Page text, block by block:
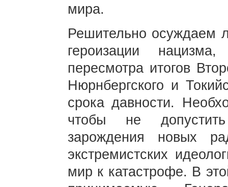
мира.
Решительно осуждаем
героизации
пересмотра итогов
Нюрнбергского и
срока давности.
чтобы не
зарождения новых
экстремистских
мир к катастрофе. В